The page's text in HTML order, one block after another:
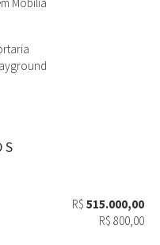
de mercadorias,
24 horas, auditório,
shopping com praça
banco e diversas
R$ 515.000,00
R$ 800,00